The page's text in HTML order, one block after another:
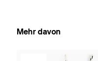
Mehr davon